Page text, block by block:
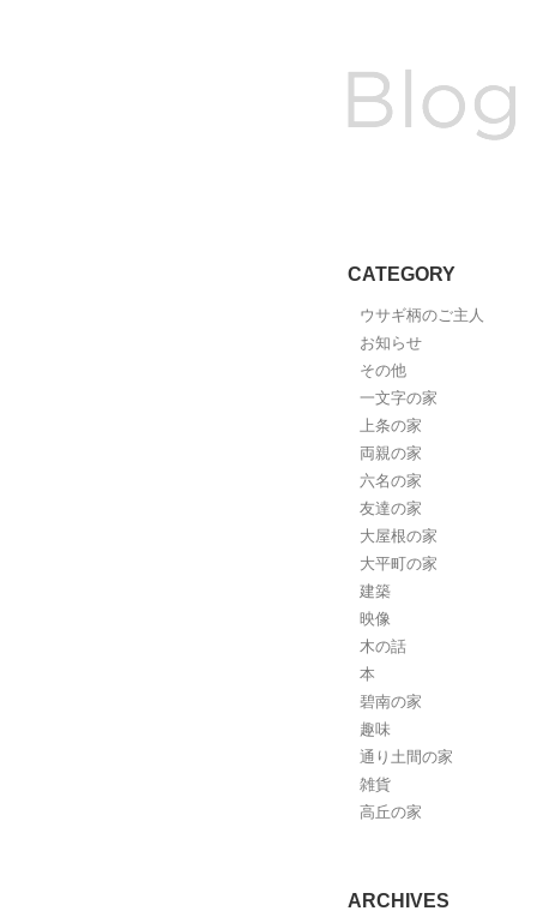
CATEGORY
ウサギ柄のご主人
お知らせ
その他
一文字の家
上条の家
両親の家
六名の家
友達の家
大屋根の家
大平町の家
建築
映像
木の話
本
碧南の家
趣味
通り土間の家
雑貨
高丘の家
ARCHIVES